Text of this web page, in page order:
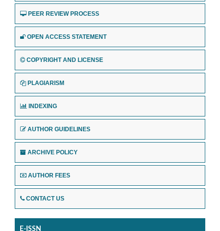
PEER REVIEW PROCESS
OPEN ACCESS STATEMENT
COPYRIGHT AND LICENSE
PLAGIARISM
INDEXING
AUTHOR GUIDELINES
ARCHIVE POLICY
AUTHOR FEES
CONTACT US
E-ISSN